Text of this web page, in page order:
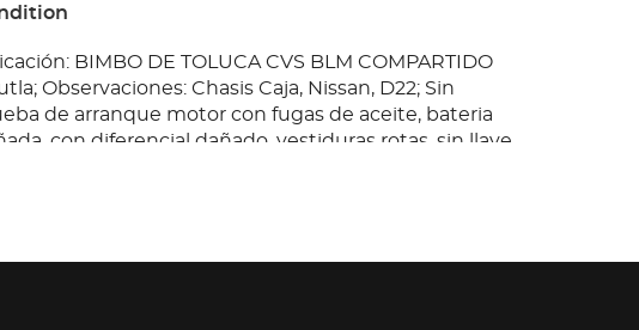
BIMBO DE TOLUCA CVS BLM COMPARTIDO
Observaciones: Chasis Caja, Nissan, D22; Sin
de arranque motor con fugas de aceite, bateria
con diferencial dañado, vestiduras rotas, sin llave,